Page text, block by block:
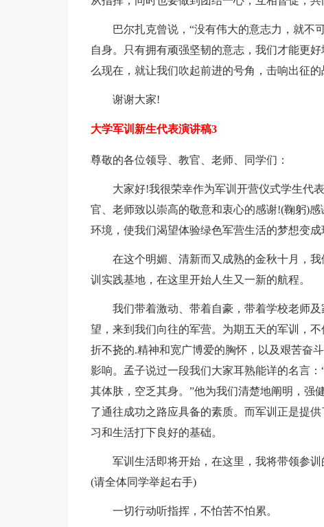
巴尔扎克曾说，“没有伟大的意志力，就不
自身。只有拥有顽强坚韧的意志，我们才能更
么现在，就让我们吹起前进的号角，击响出征
谢谢大家!
大学军训新生代表演讲稿3
尊敬的各位领导、教官、老师、同学们：
大家好!我很荣幸作为军训开营仪式学生代表
官、老师致以崇高的敬意和衷心的感谢!(鞠躬)
环境，使我们渴望体验绿色军营生活的梦想变成
在这个明媚、清新而又成熟的金秋十月，我
训实践基地，在这里开始人生又一新的航程。
我们带着激动、带着自豪，带着学校老师及
望，来到我们向往的军营。为期五天的军训，
折不挠的.精神和宽广博爱的胸怀，以及艰苦奋
影响。孟子说过一段我们大家耳熟能详的名言
其体肤，空乏其身。”他为我们清楚地阐明，强
了通往成功之路应具备的素质。而军训正是提
习和生活打下良好的基础。
军训生活即将开始，在这里，我将带领参训
(请全体同学举起右手)
一切行动听指挥，不怕苦不怕累。